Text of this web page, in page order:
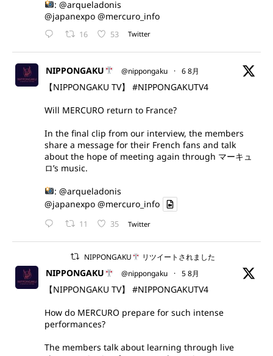
: @arqueladonis
@japanexpo @mercuro_info
16 53 Twitter
NIPPONGAKU @nippongaku · 6 8月
【NIPPONGAKU TV】 #NIPPONGAKUTV4
Will MERCURO return to France?
In the final clip from our interview, the members
share a message for their French fans and talk
about the hope of meeting again through マーキュ
ロ’s music.
: @arqueladonis
@japanexpo @mercuro_info
11 35 Twitter
NIPPONGAKU リツイートされました
NIPPONGAKU @nippongaku · 5 8月
【NIPPONGAKU TV】 #NIPPONGAKUTV4
How do MERCURO prepare for such intense
performances?
The members talk about learning through live